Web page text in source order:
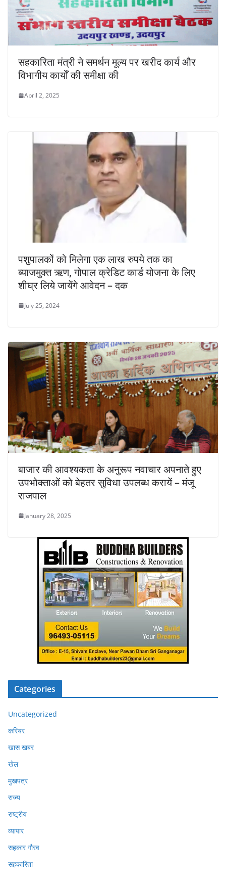
सहकारिता मंत्री ने समर्थन मूल्य पर खरीद कार्य और
विभागीय कार्यों की समीक्षा की
April 2, 2025
पशुपालकों को मिलेगा एक लाख रुपये तक का
ब्याजमुक्त ऋण, गोपाल क्रेडिट कार्ड योजना के लिए
शीघ्र लिये जायेंगे आवेदन – दक
July 25, 2024
बाजार की आवश्यकता के अनुरूप नवाचार अपनाते हुए
उपभोक्ताओं को बेहतर सुविधा उपलब्ध करायें – मंजू
राजपाल
January 28, 2025
Categories
Uncategorized
करियर
खास खबर
खेल
मुखपत्र
राज्य
राष्ट्रीय
व्यापार
सहकार गौरव
सहकारिता